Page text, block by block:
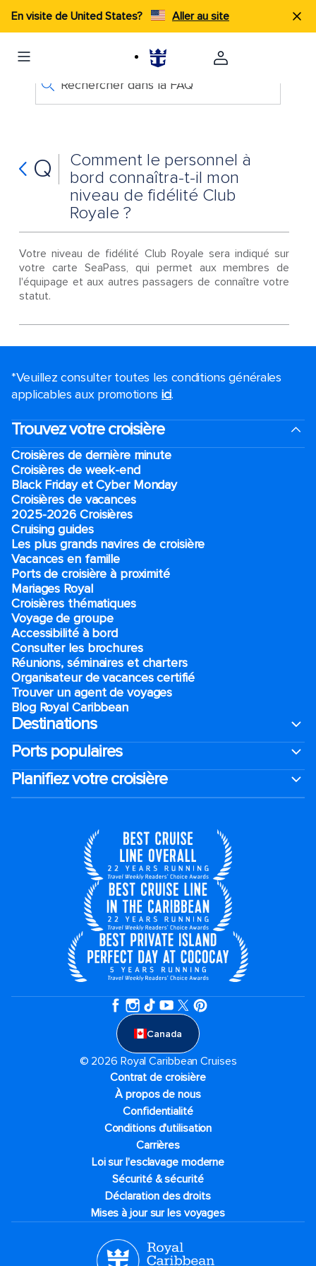
En visite de United States? Aller au site
Rechercher dans la FAQ
Q
Comment le personnel à
bord connaîtra-t-il mon
niveau de fidélité Club
Royale ?
Votre niveau de fidélité Club Royale sera indiqué sur
votre carte SeaPass, qui permet aux membres de
l'équipage et aux autres passagers de connaître votre
statut.
*Veuillez consulter toutes les conditions générales
applicables aux promotions ici.
Trouvez votre croisière
Croisières de dernière minute
Croisières de week-end
Black Friday et Cyber Monday
Croisières de vacances
2025-2026 Croisières
Cruising guides
Les plus grands navires de croisière
Vacances en famille
Ports de croisière à proximité
Mariages Royal
Croisières thématiques
Voyage de groupe​
Accessibilité à bord​
Consulter les brochures
Réunions, séminaires et charters
Organisateur de vacances certifié
Trouver un agent de voyages
Blog Royal Caribbean
Destinations
Ports populaires
Planifiez votre croisière
Canada
© 2026 Royal Caribbean Cruises
Contrat de croisière
À propos de nous
Confidentialité
Conditions d'utilisation
Carrières
Loi sur l'esclavage moderne
Sécurité & sécurité
Déclaration des droits
Mises à jour sur les voyages